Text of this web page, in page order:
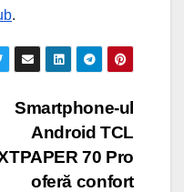
.
Smartphone-ul
Android TCL
70 Pro
oferă confort